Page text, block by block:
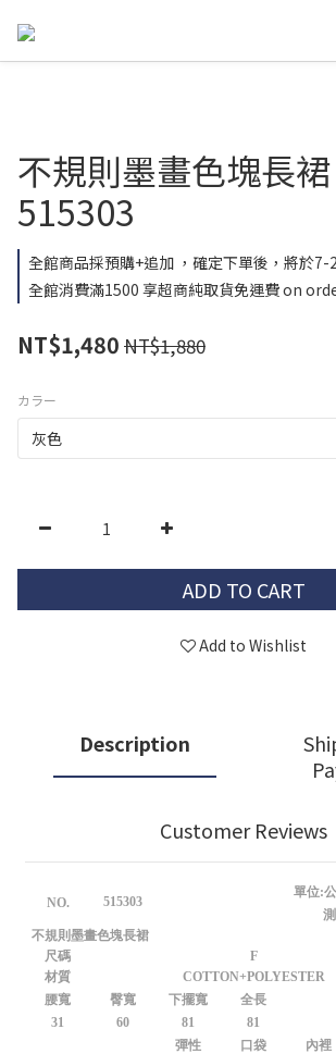
不規則墨畫色塊長
515303
全館商品採預購+追加 ，確定下單後，將於7-
全館消費滿1500 享超商純取貨免運費 on
NT$1,480 NT$1,880
カラー
ADD TO CART
Add to Wishlist
Description
Customer Reviews
NO. 515303
單位:
不規則墨畫色塊長裙
尺碼
F
材質
COTTON+POLYESTER
腰寬
臀寬 下擺寬
全長
31
60 81
81
彈性
口袋 內裡